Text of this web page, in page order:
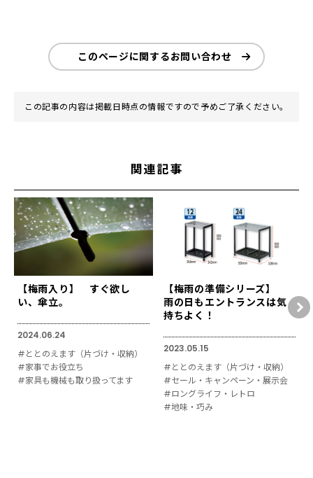
このページに関するお問い合わせ
この記事の内容は掲載日時点の情報ですので予めご了承ください。
関連記事
【梅雨入り】 すぐ欲し
い、傘立。
2024.06.24
#ととのえます（片づけ・収納）
#家事でお役立ち
#家具も機械も取り扱ってます
【梅雨の準備シリーズ】
雨の日もエントランスは気
持ちよく！
2023.05.15
#ととのえます（片づけ・収納）
#セール・キャンペーン・展示会
#ロングライフ・レトロ
#地味・巧み